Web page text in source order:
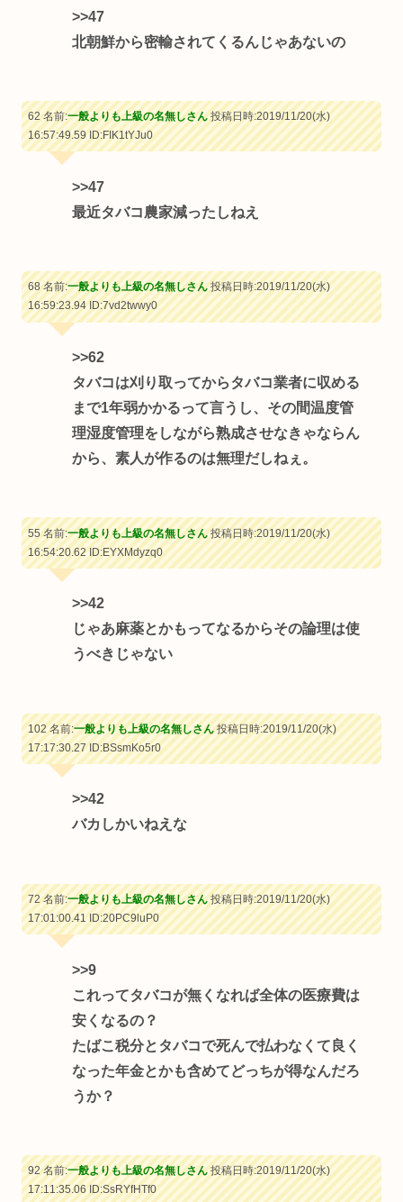
>>47
北朝鮮から密輸されてくるんじゃあないの
62 名前:一般よりも上級の名無しさん投稿日時:2019/11/20(水)
16:57:49.59ID:FIK1tYJu0
>>47
最近タバコ農家減ったしねえ
68 名前:一般よりも上級の名無しさん投稿日時:2019/11/20(水)
16:59:23.94ID:7vd2twwy0
>>62
タバコは刈り取ってからタバコ業者に収める
まで1年弱かかるって言うし、その間温度管
理湿度管理をしながら熟成させなきゃならん
から、素人が作るのは無理だしねぇ。
55 名前:一般よりも上級の名無しさん投稿日時:2019/11/20(水)
16:54:20.62ID:EYXMdyzq0
>>42
じゃあ麻薬とかもってなるからその論理は使
うべきじゃない
102 名前:一般よりも上級の名無しさん投稿日時:2019/11/20(水)
17:17:30.27ID:BSsmKo5r0
>>42
バカしかいねえな
72 名前:一般よりも上級の名無しさん投稿日時:2019/11/20(水)
17:01:00.41ID:20PC9luP0
>>9
これってタバコが無くなれば全体の医療費は
安くなるの？
たばこ税分とタバコで死んで払わなくて良く
なった年金とかも含めてどっちが得なんだろ
うか？
92 名前:一般よりも上級の名無しさん投稿日時:2019/11/20(水)
17:11:35.06ID:SsRYfHTf0